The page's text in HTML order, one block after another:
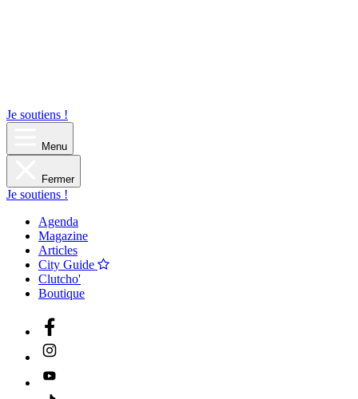
Je soutiens !
Menu
Fermer
Je soutiens !
Agenda
Magazine
Articles
City Guide
Clutcho'
Boutique